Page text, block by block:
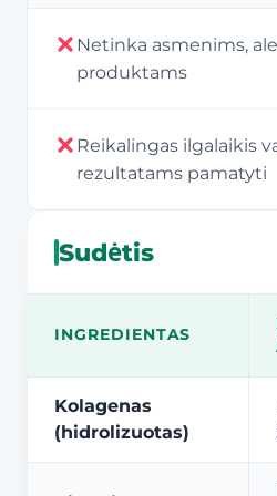
Netinka asmenims,
produktams
Reikalingas ilgalaikis
rezultatams pamatyti
Sudėtis
INGREDIENTAS
Kolagenas
(hidrolizuotas)